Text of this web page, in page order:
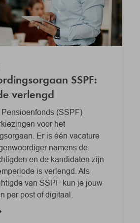
SSPF:
verlengd
(SSPF)
voor het
Er is één vacature
namens de
en de kandidaten zijn
is verlengd. Als
van SSPF kun je jouw
per post of digitaal.